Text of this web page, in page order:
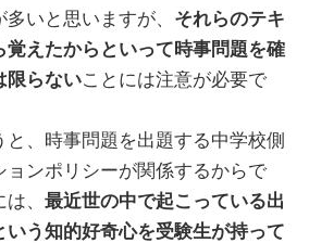
いと思いますが、 それらのテキ
覚えたからといって時事問題を確
限らないことには注意が必要で
、時事問題を出題する中学校側
ョンポリシーが関係するからで
、 最近世の中で起こっている出
いう知的好奇心を受験生が持って